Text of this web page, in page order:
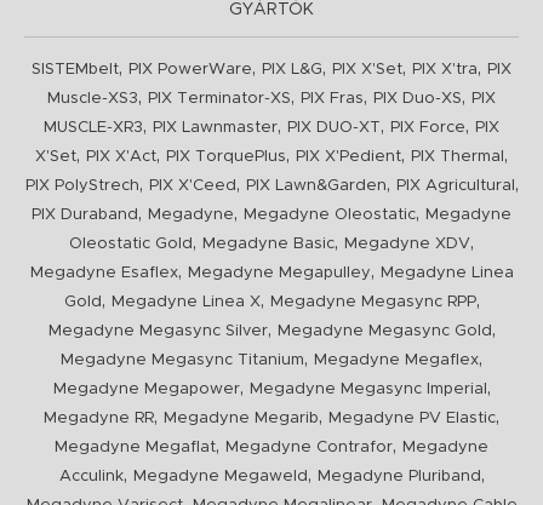
GYÁRTÓK
SISTEMbelt, PIX PowerWare, PIX L&G, PIX X'Set, PIX X'tra,
PIX
Muscle-XS3, PIX Terminator-XS, PIX Fras, PIX Duo-XS,
PIX
MUSCLE-XR3, PIX Lawnmaster, PIX DUO-XT, PIX Force,
PIX
X'Set, PIX X'Act, PIX TorquePlus, PIX X'Pedient, PIX Thermal ,
PIX PolyStrech, PIX X'Ceed , PIX Lawn&Garden, PIX Agricultural ,
PIX Duraband , Megadyne, Megadyne Oleostatic,
Megadyne
Oleostatic Gold , Megadyne Basic, Megadyne XDV,
Megadyne Esaflex, Megadyne Megapulley,
Megadyne Linea
Gold , Megadyne Linea X, Megadyne Megasync RPP,
Megadyne Megasync Silver, Megadyne Megasync Gold ,
Megadyne Megasync Titanium, Megadyne Megaflex,
Megadyne Megapower, Megadyne Megasync Imperial ,
Megadyne RR, Megadyne Megarib, Megadyne PV Elastic,
Megadyne Megaflat, Megadyne Contrafor,
Megadyne
Acculink, Megadyne Megaweld , Megadyne Pluriband ,